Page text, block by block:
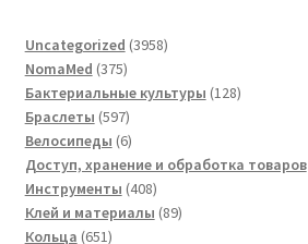
Uncategorized 39583958
NomaMed 375375
товаров
Бактериальные культуры 128128
Браслеты 597597
товаров
Велосипеды 66
товаров
Доступ, хранение и обработка товаров
Инструменты 408408
товаров
Клей и материалы 8989
Кольца 651651